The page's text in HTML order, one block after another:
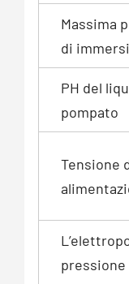
Massima
di
PH del
pompato
Tensione
pressione